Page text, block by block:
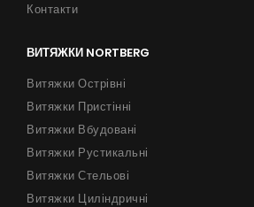
Контакти
ВИТЯЖКИ NORTBERG
Витяжки Острівні
Витяжки Пристінні
Витяжки Вбудовані
Витяжки Рустикальні
Витяжки Стельові
Витяжки Циліндричні